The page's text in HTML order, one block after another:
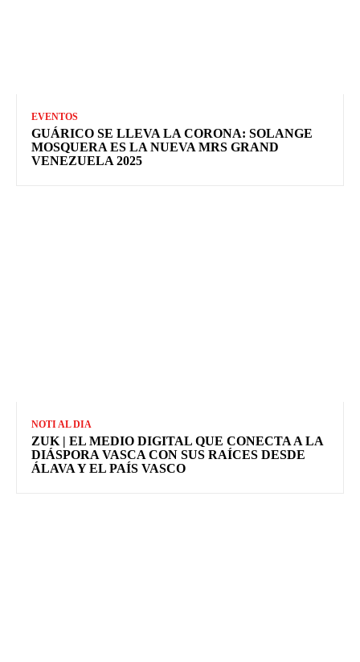
EVENTOS
GUÁRICO SE LLEVA LA CORONA: SOLANGE
MOSQUERA ES LA NUEVA MRS GRAND
VENEZUELA 2025
NOTI AL DIA
ZUK | EL MEDIO DIGITAL QUE CONECTA A LA
DIÁSPORA VASCA CON SUS RAÍCES DESDE
ÁLAVA Y EL PAÍS VASCO